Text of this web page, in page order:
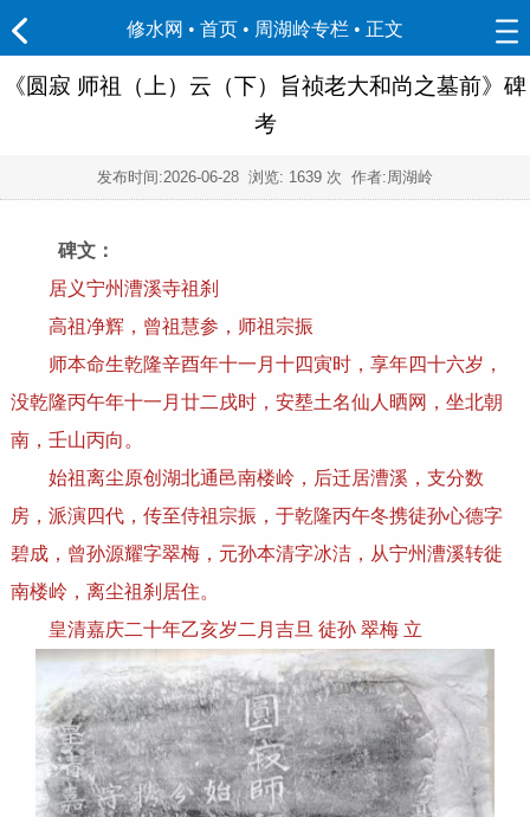
修水网 • 首页 • 周湖岭专栏 • 正文
《圆寂 师祖（上）云（下）旨祯老大和尚之墓前》碑
考
发布时间:2026-06-28 浏览: 1639 次 作者:周湖岭
碑文：
居义宁州漕溪寺祖刹
高祖净辉，曾祖慧参，师祖宗振
师本命生乾隆辛酉年十一月十四寅时，享年四十六岁，
没乾隆丙午年十一月廿二戌时，安塟土名仙人晒网，坐北朝
南，壬山丙向。
始祖离尘原创湖北通邑南楼岭，后迁居漕溪，支分数
房，派演四代，传至侍祖宗振，于乾隆丙午冬携徒孙心德字
碧成，曾孙源耀字翠梅，元孙本清字冰洁，从宁州漕溪转徙
南楼岭，离尘祖刹居住。
皇清嘉庆二十年乙亥岁二月吉旦 徒孙 翠梅 立